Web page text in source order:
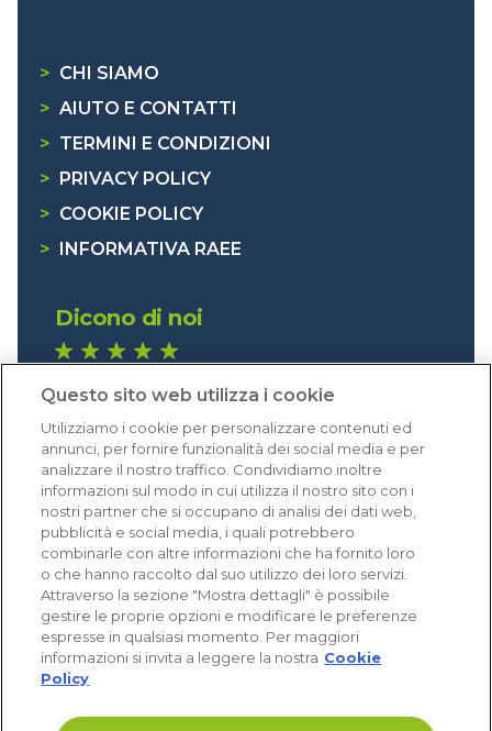
> CHI SIAMO
> AIUTO E CONTATTI
> TERMINI E CONDIZIONI
>
PRIVACY POLICY
> COOKIE POLICY
>
INFORMATIVA RAEE
Dicono di noi
Eccellente (4,8)
Acquisti verificati
Questo sito web utilizza i cookie
Utilizziamo i cookie per personalizzare contenuti ed
annunci, per fornire funzionalità dei social media e per
analizzare il nostro traffico. Condividiamo inoltre
informazioni sul modo in cui utilizza il nostro sito con i
nostri partner che si occupano di analisi dei dati web,
pubblicità e social media, i quali potrebbero
combinarle con altre informazioni che ha fornito loro
o che hanno raccolto dal suo utilizzo dei loro servizi.
Attraverso la sezione "Mostra dettagli" è possibile
gestire le proprie opzioni e modificare le preferenze
espresse in qualsiasi momento. Per maggiori
informazioni si invita a leggere la nostra Cookie
Policy